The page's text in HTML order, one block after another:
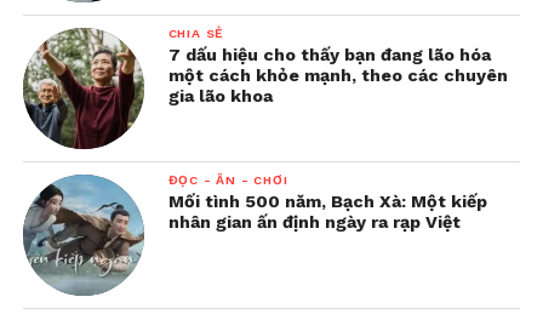
CHIA SẺ
7 dấu hiệu cho thấy bạn đang lão hóa
một cách khỏe mạnh, theo các chuyên
gia lão khoa
ĐỌC - ĂN - CHƠI
Mối tình 500 năm, Bạch Xà: Một kiếp
nhân gian ấn định ngày ra rạp Việt